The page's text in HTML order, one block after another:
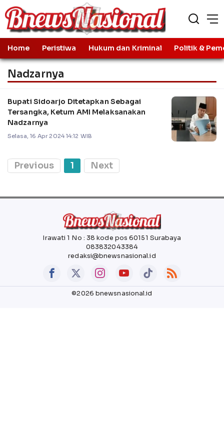
Home Peristiwa Hukum dan Kriminal Politik &
Nadzarnya
Bupati Sidoarjo Ditetapkan Sebagai
Tersangka, Ketum AMI Melaksanakan
Nadzarnya
Selasa, 16 Apr 2024 14:12 WIB
Previous 1 Next
Irawati 1 No : 38 kode pos 60151 Surabaya
083832043384
redaksi@bnewsnasional.id
©2026 bnewsnasional.id